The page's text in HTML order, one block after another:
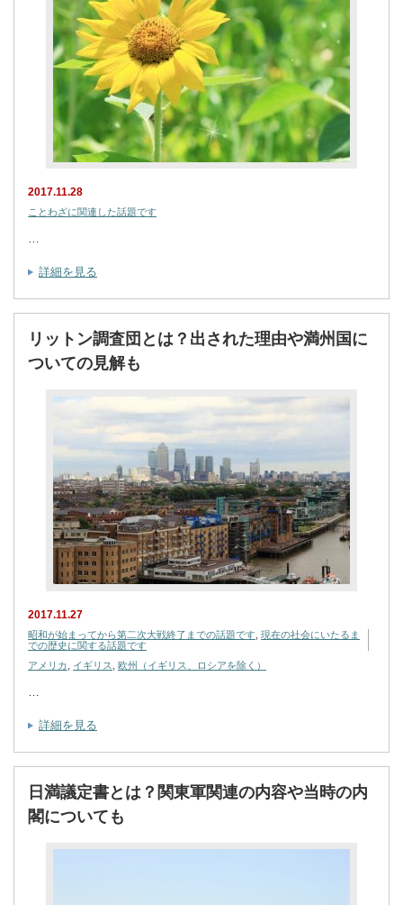
2017.11.28
ことわざに関連した話題です
…
詳細を見る
リットン調査団とは？出された理由や満州国に
ついての見解も
2017.11.27
昭和が始まってから第二次大戦終了までの話題です 現在の社会にいたるま
での歴史に関する話題です
アメリカ
イギリス 欧州（イギリス、ロシアを除く）
詳細を見る
日満議定書とは？関東軍関連の内容や当時の内
閣についても